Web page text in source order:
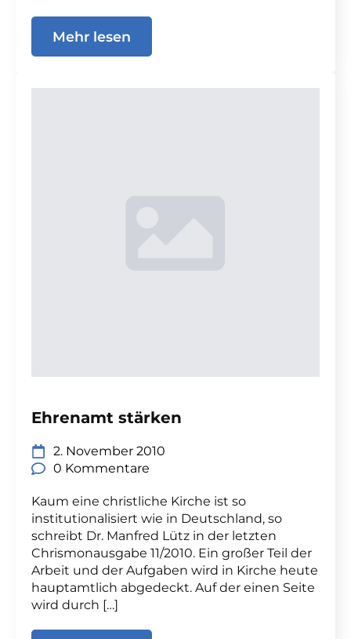
Mehr lesen
Ehrenamt stärken
2. November 2010
0 Kommentare
Kaum eine christliche Kirche ist so
institutionalisiert wie in Deutschland, so
schreibt Dr. Manfred Lütz in der letzten
Chrismonausgabe 11/2010. Ein großer Teil der
Arbeit und der Aufgaben wird in Kirche heute
hauptamtlich abgedeckt. Auf der einen Seite
wird durch […]